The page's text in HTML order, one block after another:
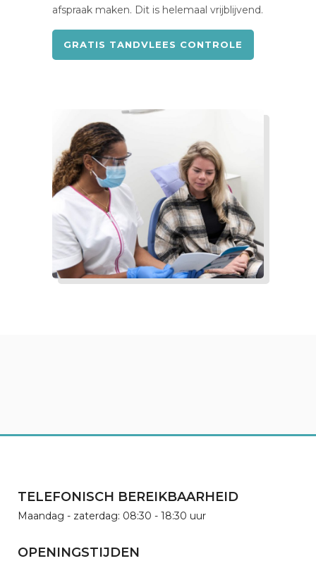
afspraak maken. Dit is helemaal vrijblijvend.
GRATIS TANDVLEES CONTROLE
TELEFONISCH BEREIKBAARHEID
Maandag - zaterdag: 08:30 - 18:30 uur
OPENINGSTIJDEN